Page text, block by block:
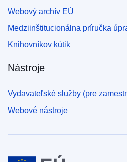
Webový archív EÚ
Medziinštitucionálna príručka
Knihovníkov kútik
Nástroje
Vydavateľské služby (pre
Webové nástroje
Európska únia